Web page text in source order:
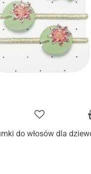
do włosów dla